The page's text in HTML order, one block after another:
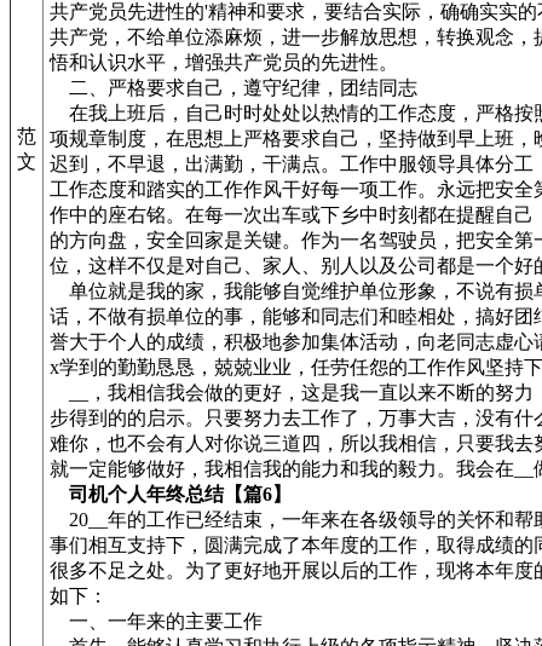
范
文
共产党员先进性的'精神和要求，要结合实际，确确实实
共产党，不给单位添麻烦，进一步解放思想，转换观念，
悟和认识水平，增强共产党员的先进性。
二、严格要求自己，遵守纪律，团结同志
在我上班后，自己时时处处以热情的工作态度，严格按
项规章制度，在思想上严格要求自己，坚持做到早上班，
迟到，不早退，出满勤，干满点。工作中服领导具体分工
工作态度和踏实的工作作风干好每一项工作。永远把安全
作中的座右铭。在每一次出车或下乡中时刻都在提醒自己
的方向盘，安全回家是关键。作为一名驾驶员，把安全第
位，这样不仅是对自己、家人、别人以及公司都是一个好
单位就是我的家，我能够自觉维护单位形象，不说有损
话，不做有损单位的事，能够和同志们和睦相处，搞好团
誉大于个人的成绩，积极地参加集体活动，向老同志虚心
x学到的勤勤恳恳，兢兢业业，任劳任怨的工作作风坚持
__，我相信我会做的更好，这是我一直以来不断的努力
步得到的的启示。只要努力去工作了，万事大吉，没有什
难你，也不会有人对你说三道四，所以我相信，只要我去
就一定能够做好，我相信我的能力和我的毅力。我会在__
司机个人年终总结【篇6】
20__年的工作已经结束，一年来在各级领导的关怀和帮
事们相互支持下，圆满完成了本年度的工作，取得成绩的
很多不足之处。为了更好地开展以后的工作，现将本年度
如下：
一、一年来的主要工作